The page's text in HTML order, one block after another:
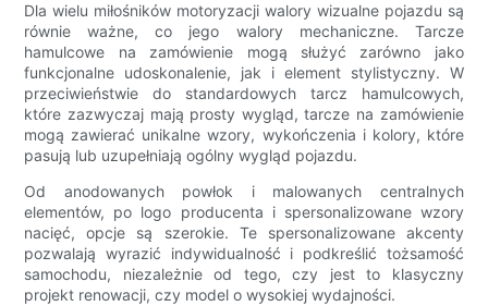
Dla wielu miłośników motoryzacji walory wizualne pojazdu są
równie ważne, co jego walory mechaniczne. Tarcze
hamulcowe na zamówienie mogą służyć zarówno jako
funkcjonalne udoskonalenie, jak i element stylistyczny. W
przeciwieństwie do standardowych tarcz hamulcowych,
które zazwyczaj mają prosty wygląd, tarcze na zamówienie
mogą zawierać unikalne wzory, wykończenia i kolory, które
pasują lub uzupełniają ogólny wygląd pojazdu.
Od anodowanych powłok i malowanych centralnych
elementów, po logo producenta i spersonalizowane wzory
nacięć, opcje są szerokie. Te spersonalizowane akcenty
pozwalają wyrazić indywidualność i podkreślić tożsamość
samochodu, niezależnie od tego, czy jest to klasyczny
projekt renowacji, czy model o wysokiej wydajności.